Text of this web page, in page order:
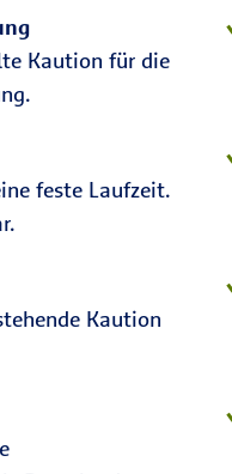
Kaution für die
feste Laufzeit.
Kaution